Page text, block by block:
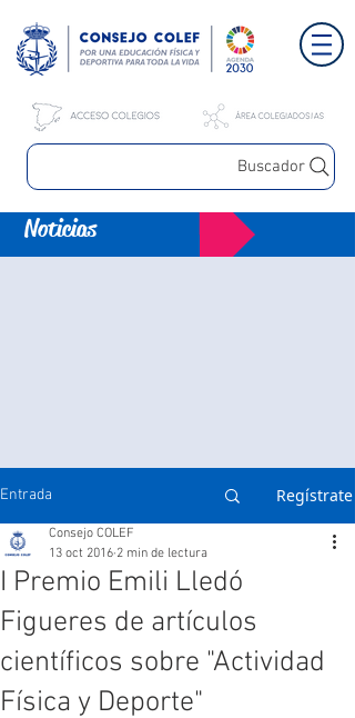
Buscador
Noticias
Entrada Regístrate
I Premio Emili Lledó
Figueres de artículos
científicos sobre "Actividad
Física y Deporte"
Consejo COLEF
13 oct 2016 2 min de lectura